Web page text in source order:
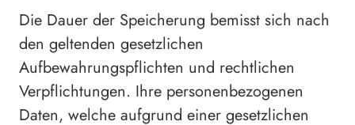
Die Dauer der Speicherung bemisst sich nach
den geltenden gesetzlichen
Aufbewahrungspflichten und rechtlichen
Verpflichtungen. Ihre personenbezogenen
Daten, welche aufgrund einer gesetzlichen